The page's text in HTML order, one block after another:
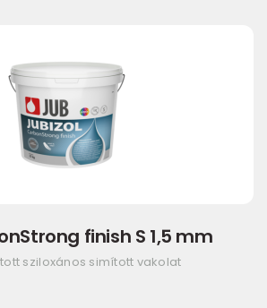
finish S 1,5 mm
sziloxános simított vakolat